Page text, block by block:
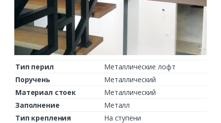
Тип перил
Металлические лофт
Поручень
Металлический
Материал стоек
Металлический
Заполнение
Металл
Тип крепления
На ступени